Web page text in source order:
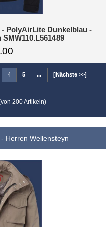
PolyAirLite Dunkelblau -
4 5 ... [Nächste >>]
200 Artikeln)
Herren Wellensteyn